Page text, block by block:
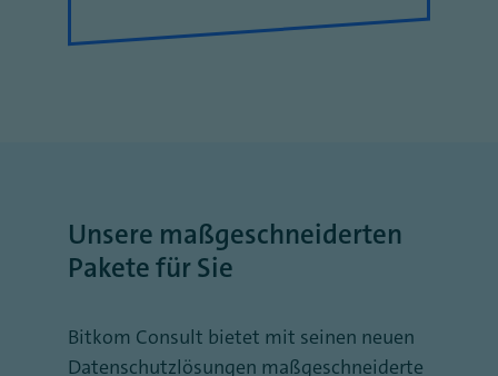
Unsere maßgeschneiderten
Pakete für Sie
Bitkom Consult bietet mit seinen neuen
Datenschutzlösungen maßgeschneiderte